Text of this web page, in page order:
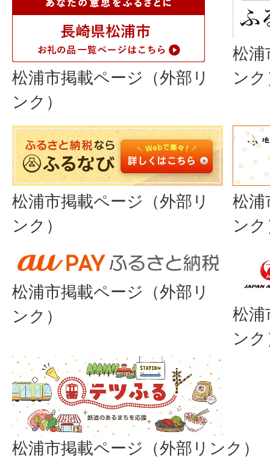
松浦市掲載ページ（外部リ
ンク）
松
ン
松浦市掲載ページ（外部リ
ンク）
松
ン
松浦市掲載ページ（外部リ
ンク）
松
ン
松浦市掲載ページ（外部リンク）